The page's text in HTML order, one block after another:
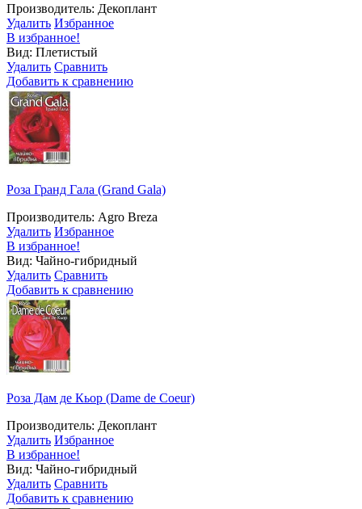
Производитель: Декоплант
Удалить Избранное
В избранное!
Вид: Плетистый
Удалить Сравнить
Добавить к сравнению
Роза Гранд Гала (Grand Gala)
Производитель: Agro Breza
Удалить Избранное
В избранное!
Вид: Чайно-гибридный
Удалить Сравнить
Добавить к сравнению
Роза Дам де Кьор (Dame de Coeur)
Производитель: Декоплант
Удалить Избранное
В избранное!
Вид: Чайно-гибридный
Удалить Сравнить
Добавить к сравнению